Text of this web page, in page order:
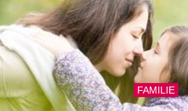
FAMILIE